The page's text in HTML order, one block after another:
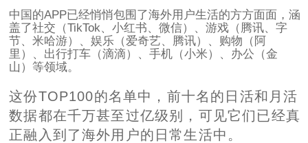
中国的APP已经悄悄包围了海外用户生活的方方面面，涵
盖了社交（TikTok、小红书、微信）、游戏（腾讯、字
节、米哈游）、娱乐（爱奇艺、腾讯）、购物（阿
里）、出行打车（滴滴）、手机（小米）、办公（金
山）等领域。
这份TOP100的名单中，前十名的日活和月活
数据都在千万甚至过亿级别，可见它们已经真
正融入到了海外用户的日常生活中。